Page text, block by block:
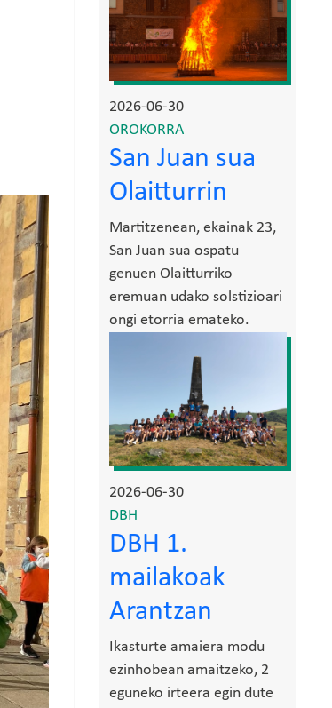
2026-06-30
OROKORRA
San Juan sua
Olaitturrin
Martitzenean, ekainak 23,
San Juan sua ospatu
genuen Olaitturriko
eremuan udako solstizioari
ongi etorria emateko.
2026-06-30
DBH
DBH 1.
mailakoak
Arantzan
Ikasturte amaiera modu
ezinhobean amaitzeko, 2
eguneko irteera egin dute